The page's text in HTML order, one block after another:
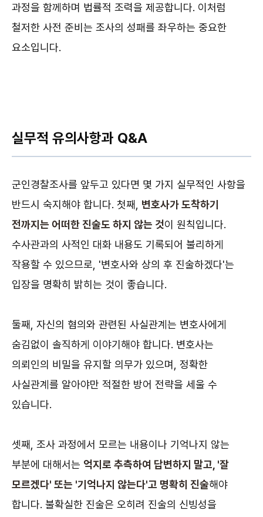
과정을 함께하며 법률적 조력을 제공합니다. 이처럼
철저한 사전 준비는 조사의 성패를 좌우하는 중요한
요소입니다.
실무적 유의사항과 Q&A
군인경찰조사를 앞두고 있다면 몇 가지 실무적인 사항을
반드시 숙지해야 합니다. 첫째, 변호사가 도착하기
전까지는 어떠한 진술도 하지 않는 것이 원칙입니다.
수사관과의 사적인 대화 내용도 기록되어 불리하게
작용할 수 있으므로, '변호사와 상의 후 진술하겠다'는
입장을 명확히 밝히는 것이 좋습니다.
둘째, 자신의 혐의와 관련된 사실관계는 변호사에게
숨김없이 솔직하게 이야기해야 합니다. 변호사는
의뢰인의 비밀을 유지할 의무가 있으며, 정확한
사실관계를 알아야만 적절한 방어 전략을 세울 수
있습니다.
셋째, 조사 과정에서 모르는 내용이나 기억나지 않는
부분에 대해서는 억지로 추측하여 답변하지 말고, '잘
모르겠다' 또는 '기억나지 않는다'고 명확히 진술해야
합니다. 불확실한 진술은 오히려 진술의 신빙성을